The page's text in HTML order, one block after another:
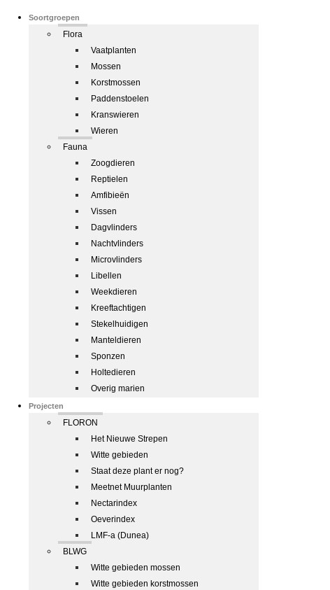
Soortgroepen
Flora
Vaatplanten
Mossen
Korstmossen
Paddenstoelen
Kranswieren
Wieren
Fauna
Zoogdieren
Reptielen
Amfibieën
Vissen
Dagvlinders
Nachtvlinders
Microvlinders
Libellen
Weekdieren
Kreeftachtigen
Stekelhuidigen
Manteldieren
Sponzen
Holtedieren
Overig marien
Projecten
FLORON
Het Nieuwe Strepen
Witte gebieden
Staat deze plant er nog?
Meetnet Muurplanten
Nectarindex
Oeverindex
LMF-a (Dunea)
BLWG
Witte gebieden mossen
Witte gebieden korstmossen